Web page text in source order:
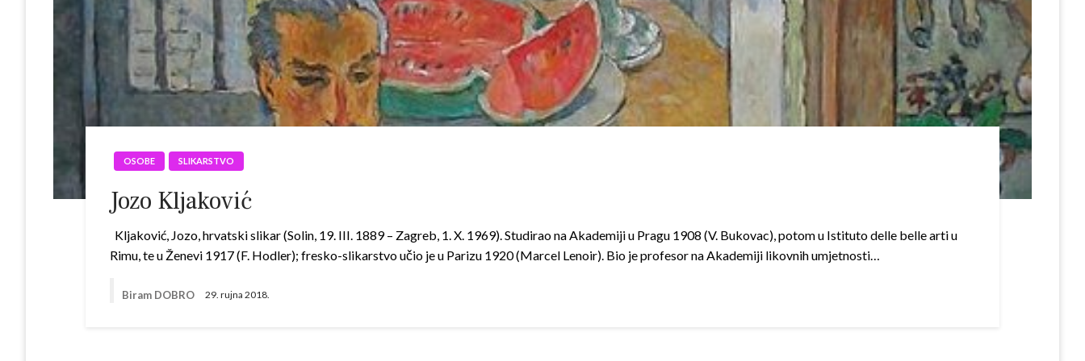
OSOBE SLIKARSTVO
Jozo Kljaković
Kljaković, Jozo, hrvatski slikar (Solin, 19. III. 1889 – Zagreb, 1. X. 1969). Studirao na Akademiji u Pragu 1908 (V. Bukovac), potom u Istituto delle belle arti u
Rimu, te u Ženevi 1917 (F. Hodler); fresko-slikarstvo učio je u Parizu 1920 (Marcel Lenoir). Bio je profesor na Akademiji likovnih umjetnosti…
Biram DOBRO 29. rujna 2018.